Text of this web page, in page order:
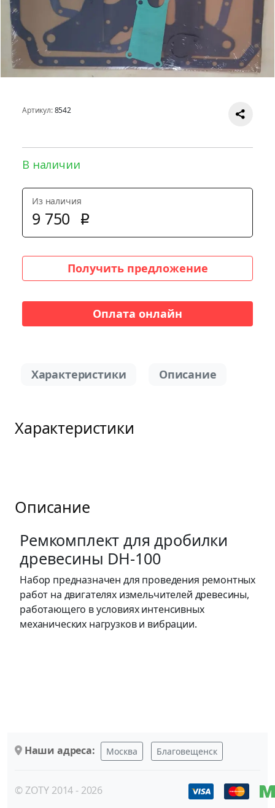
Артикул:8542
В наличии
Из наличия
9 750 p
Получить предложение
Оплата онлайн
Характеристики Описание
Характеристики
Описание
Ремкомплект для дробилки
древесины DH-100
Набор предназначен для проведения ремонтных
работ на двигателях измельчителей древесины,
работающего в условиях интенсивных
механических нагрузков и вибрации.
Наши адреса: Москва Благовещенск
© ZOTY 2014 - 2026